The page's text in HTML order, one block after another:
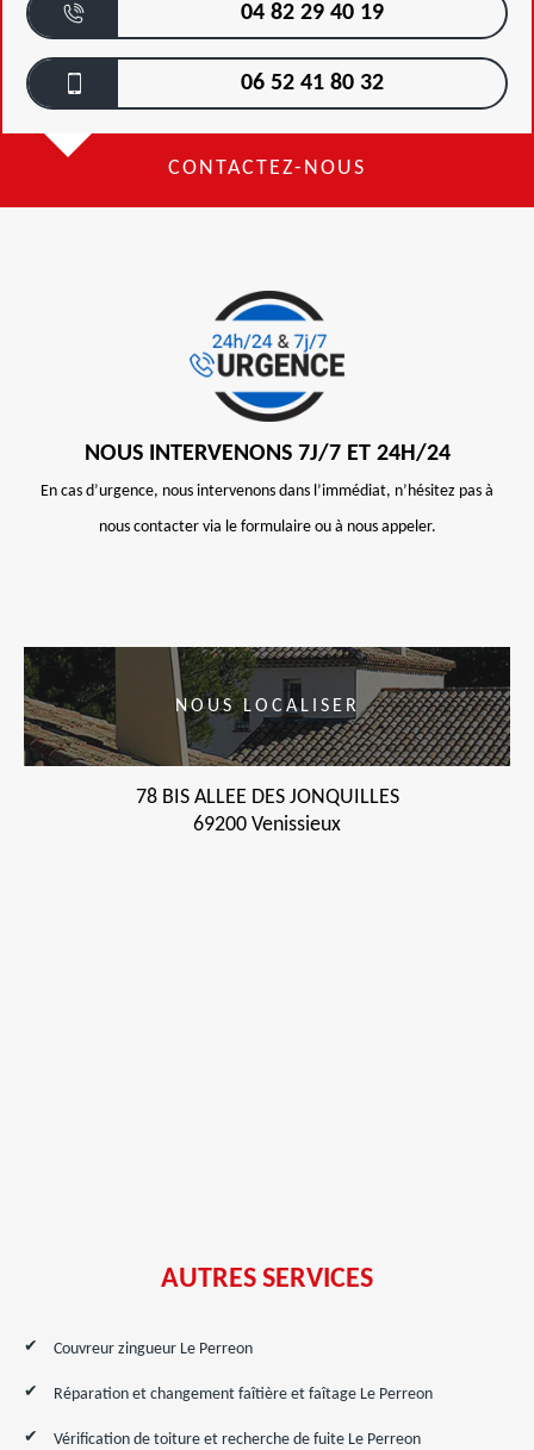
04 82 29 40 19
06 52 41 80 32
CONTACTEZ-NOUS
NOUS INTERVENONS 7J/7 ET 24H/24
En cas d’urgence, nous intervenons dans l’immédiat, n’hésitez pas à
nous contacter via le formulaire ou à nous appeler.
NOUS LOCALISER
78 BIS ALLEE DES JONQUILLES
69200 Venissieux
AUTRES SERVICES
Couvreur zingueur Le Perreon
Réparation et changement faîtière et faîtage Le Perreon
Vérification de toiture et recherche de fuite Le Perreon